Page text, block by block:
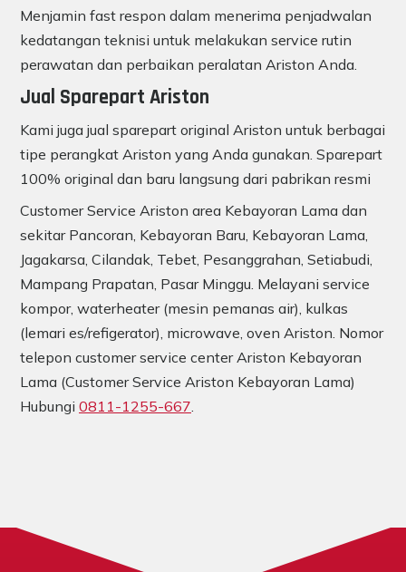
Menjamin fast respon dalam menerima penjadwalan
kedatangan teknisi untuk melakukan service rutin
perawatan dan perbaikan peralatan Ariston Anda.
Jual Sparepart Ariston
Kami juga jual sparepart original Ariston untuk berbagai
tipe perangkat Ariston yang Anda gunakan. Sparepart
100% original dan baru langsung dari pabrikan resmi
Customer Service Ariston area Kebayoran Lama dan
sekitar Pancoran, Kebayoran Baru, Kebayoran Lama,
Jagakarsa, Cilandak, Tebet, Pesanggrahan, Setiabudi,
Mampang Prapatan, Pasar Minggu. Melayani service
kompor, waterheater (mesin pemanas air), kulkas
(lemari es/refigerator), microwave, oven Ariston. Nomor
telepon customer service center Ariston Kebayoran
Lama (Customer Service Ariston Kebayoran Lama)
Hubungi 0811-1255-667.